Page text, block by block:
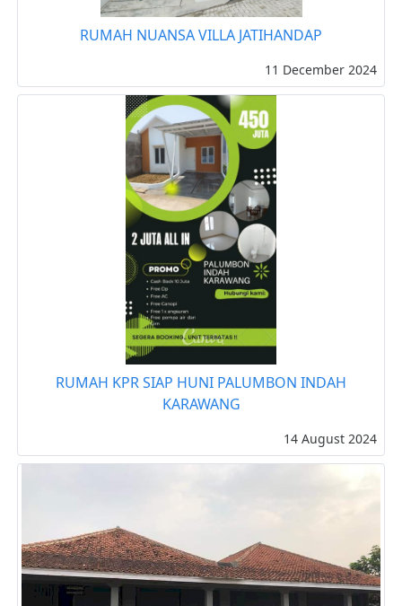
RUMAH NUANSA VILLA JATIHANDAP
11 December 2024
RUMAH KPR SIAP HUNI PALUMBON INDAH
KARAWANG
14 August 2024